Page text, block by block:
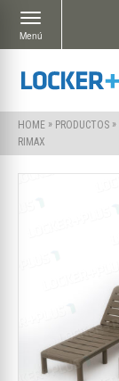
HOME » PRODUCTOS »
RIMAX
Menú